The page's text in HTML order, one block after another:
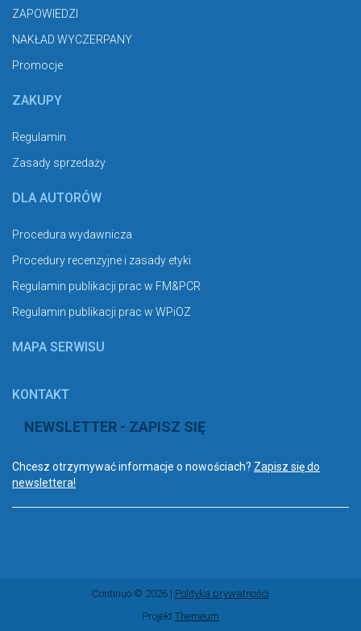
ZAPOWIEDZI
NAKŁAD WYCZERPANY
Promocje
ZAKUPY
Regulamin
Zasady sprzedaży
DLA AUTORÓW
Procedura wydawnicza
Procedury recenzyjne i zasady etyki
Regulamin publikacji prac w FM&PCR
Regulamin publikacji prac w WPiOZ
MAPA SERWISU
KONTAKT
NEWSLETTER - ZAPISZ SIĘ
Chcesz otrzymywać informacje o nowościach? Zapisz się do
newslettera!
Continuo © 2026 | Polityka prywatności
Projekt Themeum